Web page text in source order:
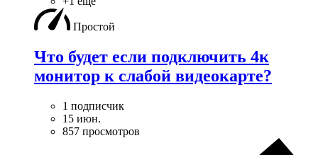
Простой
Что будет если подключить 4к
монитор к слабой видеокарте?
1 подписчик
15 июн.
857 просмотров